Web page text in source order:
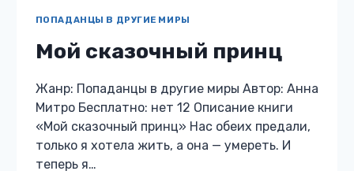
ПОПАДАНЦЫ В ДРУГИЕ МИРЫ
Мой сказочный принц
Жанр: Попаданцы в другие миры Автор: Анна
Митро Бесплатно: нет 12 Описание книги
«Мой сказочный принц» Нас обеих предали,
только я хотела жить, а она — умереть. И
теперь я…